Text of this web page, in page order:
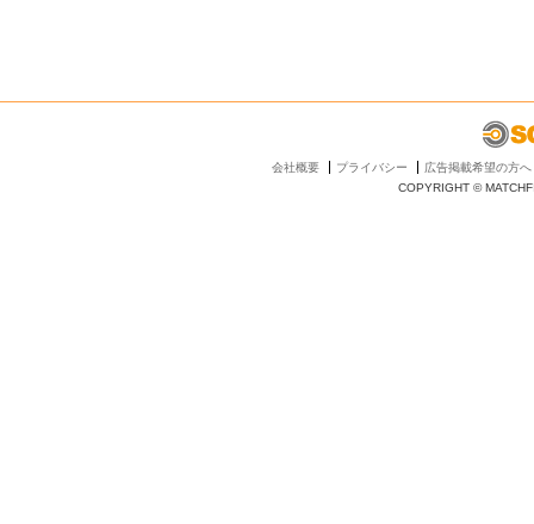
会社概要 プライバシー
広告掲載希望の方へ
COPYRIGHT ©